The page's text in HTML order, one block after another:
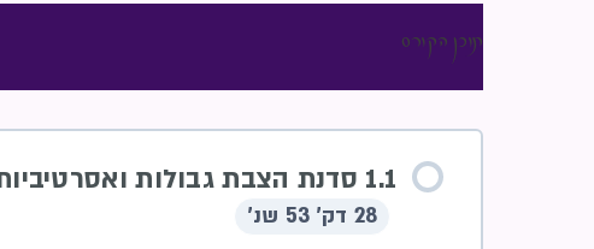
תוכן הקורס
1.1 סדנת הצבת גבולות ואסרטיביות
28 דק' 53 שנ'